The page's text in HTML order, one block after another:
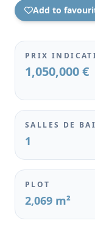
Add to
PRIX
1,050,000 €
SALLES DE
1
PLOT
2,069 m²